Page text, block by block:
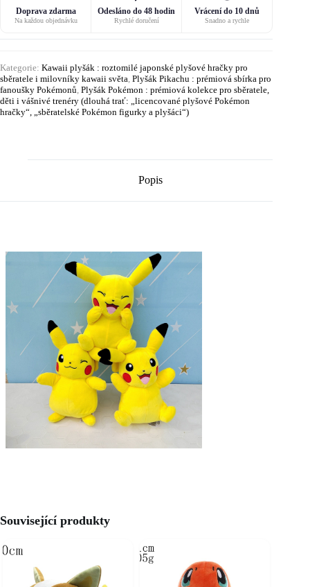
Doprava zdarma
Na každou objednávku
Odesláno do 48 hodin
Rychlé doručení
Vrácení do 10 dnů
Snadno a rychle
Kategorie: Kawaii plyšák : roztomilé japonské plyšové hračky pro
sběratele i milovníky kawaii světa Plyšák Pikachu : prémiová sbírka pro
fanoušky Pokémonů Plyšák Pokémon : prémiová kolekce pro sběratele,
děti i vášnivé trenéry (dlouhá trať: „licencované plyšové Pokémon
hračky“, „sběratelské Pokémon figurky a plyšáci“)
Popis
Související produkty